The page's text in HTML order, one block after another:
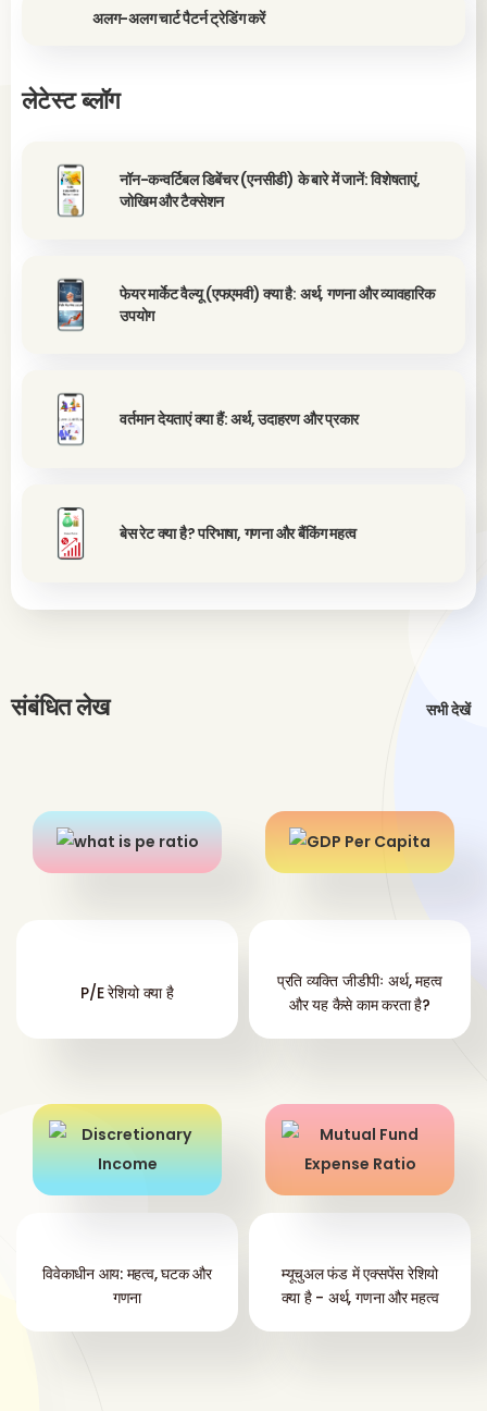
अलग-अलग चार्ट पैटर्न ट्रेडिंग करें
लेटेस्ट ब्लॉग
नॉन-कन्वर्टिबल डिबेंचर (एनसीडी) के बारे में जानें: विशेषताएं,
जोखिम और टैक्सेशन
फेयर मार्केट वैल्यू (एफएमवी) क्या है: अर्थ, गणना और व्यावहारिक
उपयोग
वर्तमान देयताएं क्या हैं: अर्थ, उदाहरण और प्रकार
बेस रेट क्या है? परिभाषा, गणना और बैंकिंग महत्व
संबंधित लेख सभी देखें
P/E रेशियो क्या है
प्रति व्यक्ति जीडीपीः अर्थ, महत्व
और यह कैसे काम करता है?
विवेकाधीन आय: महत्व, घटक और
गणना
म्यूचुअल फंड में एक्सपेंस रेशियो
क्या है - अर्थ, गणना और महत्व